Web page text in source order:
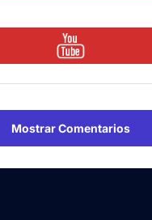
Mostrar Comentarios